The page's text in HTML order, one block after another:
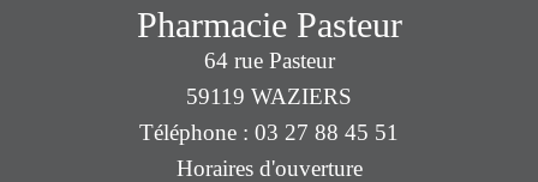
Pharmacie Pasteur
64 rue Pasteur
59119 WAZIERS
Téléphone : 03 27 88 45 51
Horaires d'ouverture